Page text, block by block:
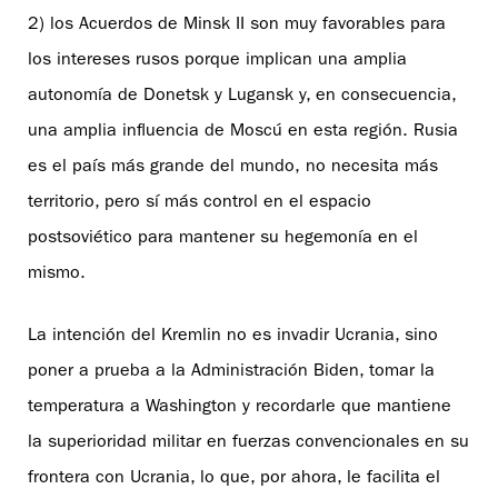
2) los Acuerdos de Minsk II son muy favorables para
los intereses rusos porque implican una amplia
autonomía de Donetsk y Lugansk y, en consecuencia,
una amplia influencia de Moscú en esta región. Rusia
es el país más grande del mundo, no necesita más
territorio, pero sí más control en el espacio
postsoviético para mantener su hegemonía en el
mismo.
La intención del Kremlin no es invadir Ucrania, sino
poner a prueba a la Administración Biden, tomar la
temperatura a Washington y recordarle que mantiene
la superioridad militar en fuerzas convencionales en su
frontera con Ucrania, lo que, por ahora, le facilita el